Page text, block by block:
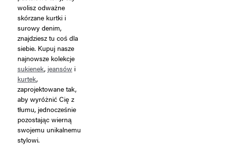
wolisz odważne
skórzane kurtki i
surowy denim,
znajdziesz tu coś dla
siebie. Kupuj nasze
najnowsze kolekcje
sukienek, jeansów i
kurtek,
zaprojektowane tak,
aby wyróżnić Cię z
tłumu, jednocześnie
pozostając wierną
swojemu unikalnemu
stylowi.